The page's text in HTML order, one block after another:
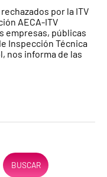
por la ITV
AECA-ITV
empresas, públicas
Inspección Técnica
nos informa de las
BUSCAR